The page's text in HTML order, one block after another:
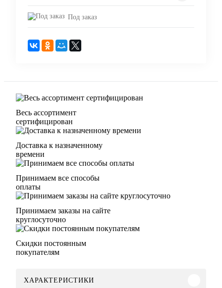
Под заказ
Весь ассортимент
сертифицирован
Доставка к назначенному
времени
Принимаем все способы
оплаты
Принимаем заказы на сайте
круглосуточно
Скидки постоянным
покупателям
ХАРАКТЕРИСТИКИ